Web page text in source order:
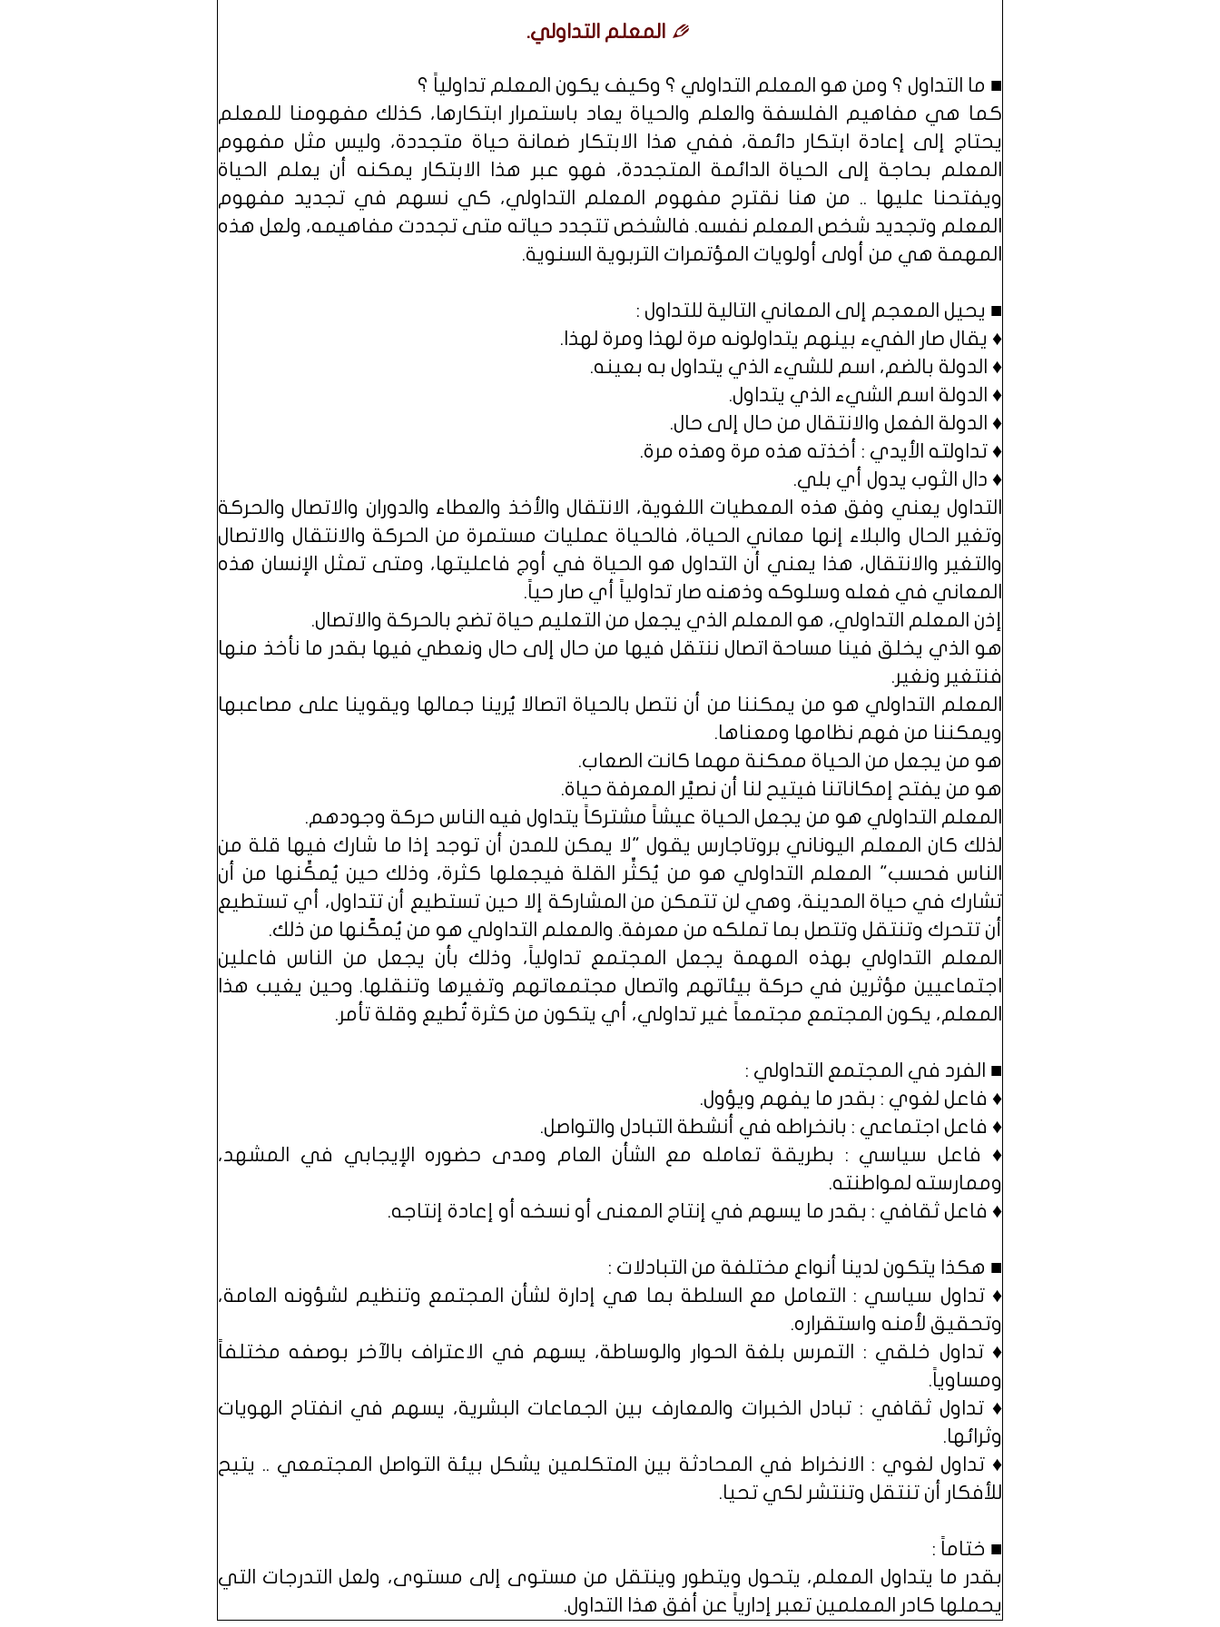
المعلم التداولي.
■ ما التداول ؟ ومن هو المعلم التداولي ؟ وكيف يكون المعلم تداولياً ؟
كما هي مفاهيم الفلسفة والعلم والحياة يعاد باستمرار ابتكارها، كذلك مفهومنا للمعلم
يحتاج إلى إعادة ابتكار دائمة، ففي هذا الابتكار ضمانة حياة متجددة، وليس مثل مفهوم
المعلم بحاجة إلى الحياة الدائمة المتجددة، فهو عبر هذا الابتكار يمكنه أن يعلم الحياة
ويفتحنا عليها .. من هنا نقترح مفهوم المعلم التداولي، كي نسهم في تجديد مفهوم
المعلم وتجديد شخص المعلم نفسه. فالشخص تتجدد حياته متى تجددت مفاهيمه، ولعل هذه
المهمة هي من أولى أولويات المؤتمرات التربوية السنوية.
■ يحيل المعجم إلى المعاني التالية للتداول :
♦ يقال صار الفيء بينهم يتداولونه مرة لهذا ومرة لهذا.
♦ الدولة بالضم، اسم للشيء الذي يتداول به بعينه.
♦ الدولة اسم الشيء الذي يتداول.
♦ الدولة الفعل والانتقال من حال إلى حال.
♦ تداولته الأيدي : أخذته هذه مرة وهذه مرة.
♦ دال الثوب يدول أي بلي.
التداول يعني وفق هذه المعطيات اللغوية، الانتقال والأخذ والعطاء والدوران والاتصال والحركة
وتغير الحال والبلاء إنها معاني الحياة، فالحياة عمليات مستمرة من الحركة والانتقال والاتصال
والتغير والانتقال، هذا يعني أن التداول هو الحياة في أوج فاعليتها، ومتى تمثل الإنسان هذه
المعاني في فعله وسلوكه وذهنه صار تداولياً أي صار حياً.
إذن المعلم التداولي، هو المعلم الذي يجعل من التعليم حياة تضج بالحركة والاتصال.
هو الذي يخلق فينا مساحة اتصال ننتقل فيها من حال إلى حال ونعطي فيها بقدر ما نأخذ منها
فنتغير ونغير.
المعلم التداولي هو من يمكننا من أن نتصل بالحياة اتصالا يُرينا جمالها ويقوينا على مصاعبها
ويمكننا من فهم نظامها ومعناها.
هو من يجعل من الحياة ممكنة مهما كانت الصعاب.
هو من يفتح إمكاناتنا فيتيح لنا أن نصيَّر المعرفة حياة.
المعلم التداولي هو من يجعل الحياة عيشاً مشتركاً يتداول فيه الناس حركة وجودهم.
لذلك كان المعلم اليوناني بروتاجارس يقول "لا يمكن للمدن أن توجد إذا ما شارك فيها قلة من
الناس فحسب" المعلم التداولي هو من يُكثِّر القلة فيجعلها كثرة، وذلك حين يُمكِّنها من أن
تشارك في حياة المدينة، وهي لن تتمكن من المشاركة إلا حين تستطيع أن تتداول، أي تستطيع
أن تتحرك وتنتقل وتتصل بما تملكه من معرفة. والمعلم التداولي هو من يُمكّنها من ذلك.
المعلم التداولي بهذه المهمة يجعل المجتمع تداولياً، وذلك بأن يجعل من الناس فاعلين
اجتماعيين مؤثرين في حركة بيئاتهم واتصال مجتمعاتهم وتغيرها وتنقلها. وحين يغيب هذا
المعلم، يكون المجتمع مجتمعاً غير تداولي، أي يتكون من كثرة تُطيع وقلة تأمر.
■ الفرد في المجتمع التداولي :
♦ فاعل لغوي : بقدر ما يفهم ويؤول.
♦ فاعل اجتماعي : بانخراطه في أنشطة التبادل والتواصل.
♦ فاعل سياسي : بطريقة تعامله مع الشأن العام ومدى حضوره الإيجابي في المشهد،
وممارسته لمواطنته.
♦ فاعل ثقافي : بقدر ما يسهم في إنتاج المعنى أو نسخه أو إعادة إنتاجه.
■ هكذا يتكون لدينا أنواع مختلفة من التبادلات :
♦ تداول سياسي : التعامل مع السلطة بما هي إدارة لشأن المجتمع وتنظيم لشؤونه العامة،
وتحقيق لأمنه واستقراره.
♦ تداول خلقي : التمرس بلغة الحوار والوساطة، يسهم في الاعتراف بالآخر بوصفه مختلفاً
ومساوياً.
♦ تداول ثقافي : تبادل الخبرات والمعارف بين الجماعات البشرية، يسهم في انفتاح الهويات
وثرائها.
♦ تداول لغوي : الانخراط في المحادثة بين المتكلمين يشكل بيئة التواصل المجتمعي .. يتيح
للأفكار أن تنتقل وتنتشر لكي تحيا.
■ ختاماً :
بقدر ما يتداول المعلم، يتحول ويتطور وينتقل من مستوى إلى مستوى، ولعل التدرجات التي
يحملها كادر المعلمين تعبر إدارياً عن أفق هذا التداول.